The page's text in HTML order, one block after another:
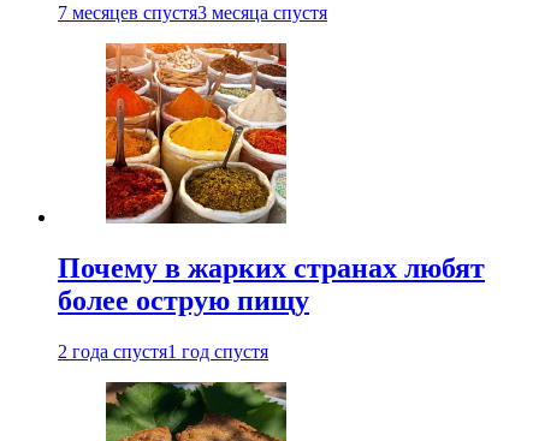
7 месяцев спустя3 месяца спустя
Почему в жарких странах любят
более острую пищу
2 года спустя1 год спустя